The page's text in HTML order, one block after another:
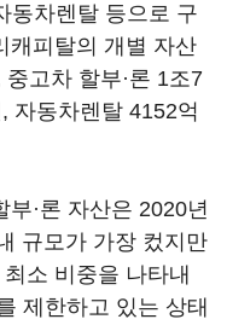
차렌탈 등으로 구
캐피탈의 개별 자산
고차 할부·론 1조7
자동차렌탈 4152억
·론 자산은 2020년
규모가 가장 컸지만
소 비중을 나타내
제한하고 있는 상태